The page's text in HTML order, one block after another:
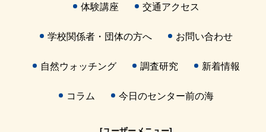
体験講座 交通アクセス
学校関係者・団体の方へ お問い合わせ
自然ウォッチング 調査研究 新着情報
コラム 今日のセンター前の海